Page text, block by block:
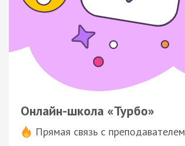
Онлайн-школа «Турбо»
Прямая связь с преподавателем